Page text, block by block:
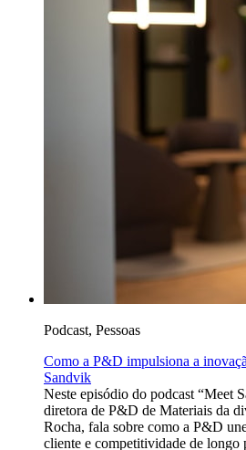
Podcast, Pessoas
Como a P&D impulsiona a
Sandvik
Neste episódio do podcast “Meet
diretora de P&D de Materiais da
Rocha, fala sobre como a P&D
cliente e competitividade de